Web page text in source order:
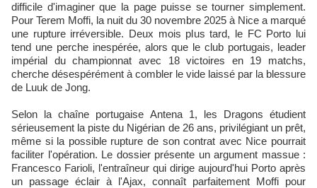
difficile d'imaginer que la page puisse se tourner simplement.
Pour Terem Moffi, la nuit du 30 novembre 2025 à Nice a marqué
une rupture irréversible. Deux mois plus tard, le FC Porto lui
tend une perche inespérée, alors que le club portugais, leader
impérial du championnat avec 18 victoires en 19 matchs,
cherche désespérément à combler le vide laissé par la blessure
de Luuk de Jong.
Selon la chaîne portugaise Antena 1, les Dragons étudient
sérieusement la piste du Nigérian de 26 ans, privilégiant un prêt,
même si la possible rupture de son contrat avec Nice pourrait
faciliter l'opération. Le dossier présente un argument massue :
Francesco Farioli, l'entraîneur qui dirige aujourd'hui Porto après
un passage éclair à l'Ajax, connaît parfaitement Moffi pour